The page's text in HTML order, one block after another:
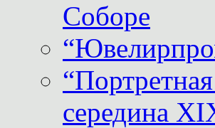
Соборе
середина